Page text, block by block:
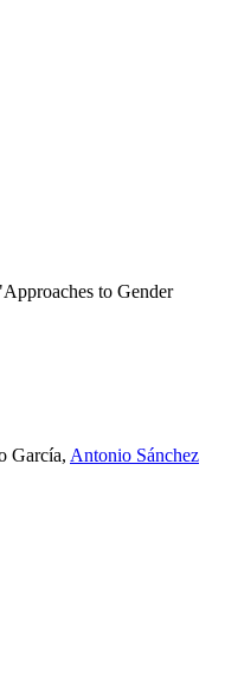
to Gender
García, Antonio Sánchez